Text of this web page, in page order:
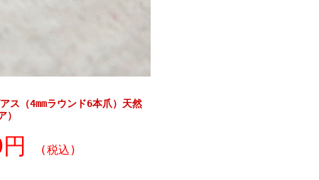
ス（4mmラウンド6本爪）天然
）
(税込)